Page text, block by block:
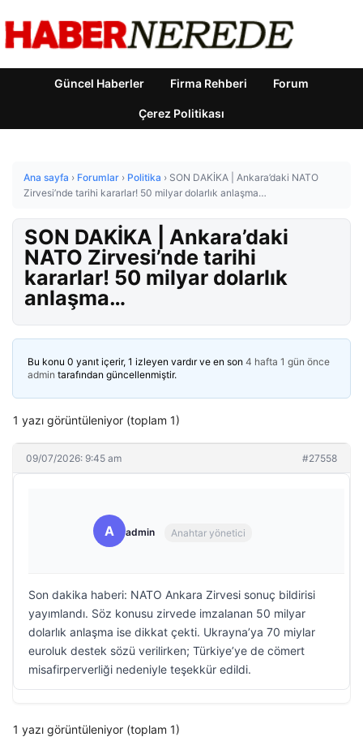
Güncel Haberler Firma Rehberi Forum
Çerez Politikası
Ana sayfa › Forumlar › Politika › SON DAKİKA | Ankara’daki NATO
Zirvesi’nde tarihi kararlar! 50 milyar dolarlık anlaşma…
SON DAKİKA | Ankara’daki
NATO Zirvesi’nde tarihi
kararlar! 50 milyar dolarlık
anlaşma…
Bu konu 0 yanıt içerir, 1 izleyen vardır ve en son 4 hafta 1 gün önce
admin tarafından güncellenmiştir.
1 yazı görüntüleniyor (toplam 1)
09/07/2026: 9:45 am #27558
A admin Anahtar yönetici
Son dakika haberi: NATO Ankara Zirvesi sonuç bildirisi
yayımlandı. Söz konusu zirvede imzalanan 50 milyar
dolarlık anlaşma ise dikkat çekti. Ukrayna’ya 70 miylar
euroluk destek sözü verilirken; Türkiye’ye de cömert
misafirperverliği nedeniyle teşekkür edildi.
1 yazı görüntüleniyor (toplam 1)